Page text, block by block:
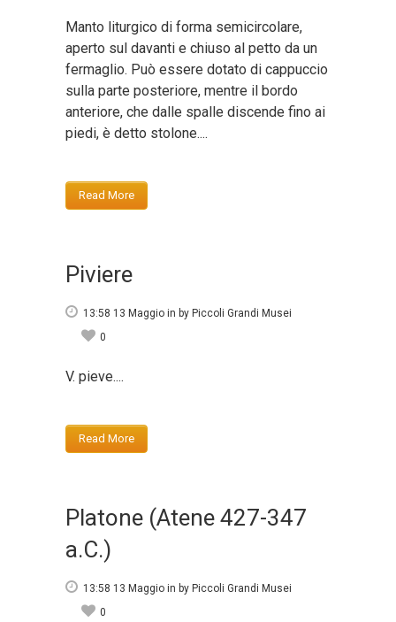
Manto liturgico di forma semicircolare,
aperto sul davanti e chiuso al petto da un
fermaglio. Può essere dotato di cappuccio
sulla parte posteriore, mentre il bordo
anteriore, che dalle spalle discende fino ai
piedi, è detto stolone....
Read More
Piviere
13:58 13 Maggio in by Piccoli Grandi Musei
0
V. pieve....
Read More
Platone (Atene 427-347
a.C.)
13:58 13 Maggio in by Piccoli Grandi Musei
0